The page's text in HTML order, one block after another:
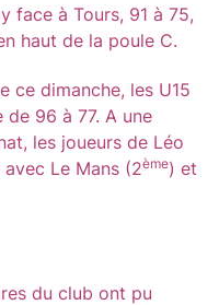
face à Tours, 91 à 75,
haut de la poule C.
ce dimanche, les U15
96 à 77. A une
les joueurs de Léo
Le Mans (2ème) et
du club ont pu